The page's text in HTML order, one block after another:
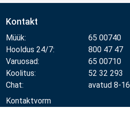
Kontakt
Müük:
65 00740
Hooldus 24/7:
800 47 47
Varuosad:
65 00710
Koolitus:
52 32 293
Chat:
avatud 8-16
Kontaktvorm